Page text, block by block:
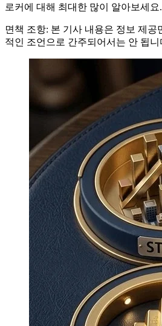
로커에 대해 최대한 많이 알아보세요.
면책 조항: 본 기사 내용은 정보 제공
적인 조언으로 간주되어서는 안 됩니